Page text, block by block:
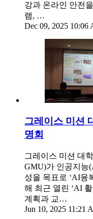
강과 온라인 안전
램, …
Dec 09, 2025 10:06
그레이스 미션
명회
그레이스 미션 대
GMU)가 인공지능
성을 목표로 ‘AI융
해 최근 열린 ‘AI
계획과 교…
Jun 10, 2025 11:21